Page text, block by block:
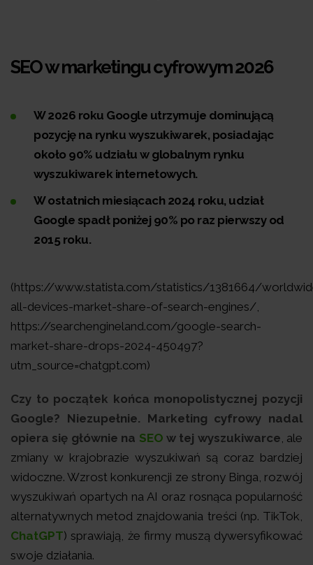
SEO w marketingu cyfrowym 2026
W 2026 roku Google utrzymuje dominującą
pozycję na rynku wyszukiwarek, posiadając
około 90% udziału w globalnym rynku
wyszukiwarek internetowych.
W ostatnich miesiącach 2024 roku, udział
Google spadł poniżej 90% po raz pierwszy od
2015 roku.
(https://www.statista.com/statistics/1381664/
all-devices-market-share-of-search-engines/,
https://searchengineland.com/google-search-
market-share-drops-2024-450497?
utm_source=chatgpt.com)
Czy to początek końca monopolistycznej pozycji
Google? Niezupełnie. Marketing cyfrowy nadal
opiera się głównie na SEO w tej wyszukiwarce , ale
zmiany w krajobrazie wyszukiwań są coraz bardziej
widoczne. Wzrost konkurencji ze strony Binga, rozwój
wyszukiwań opartych na AI oraz rosnąca popularność
alternatywnych metod znajdowania treści (np. TikTok,
ChatGPT) sprawiają, że firmy muszą dywersyfikować
swoje działania.